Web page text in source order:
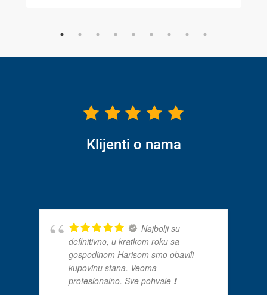
Klijenti o nama
Najbolji su
definitivno, u kratkom roku sa
gospodinom Harisom smo obavili
kupovinu stana. Veoma
profesionalno. Sve pohvale ❗